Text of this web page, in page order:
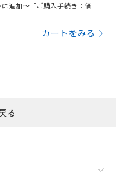
追加～「ご購入手続き：価
カートをみる
る